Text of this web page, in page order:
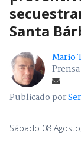
Santa
Mario
Publicado por
Sábado 08